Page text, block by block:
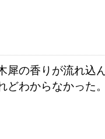
犀の香りが流れ込
どわからなかった